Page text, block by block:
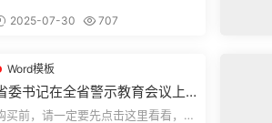
，本文...
2025-07-30 707
Word模板
委书记在全省警示教育会议上
讲话
买前，请一定要先点击这里看看，欢